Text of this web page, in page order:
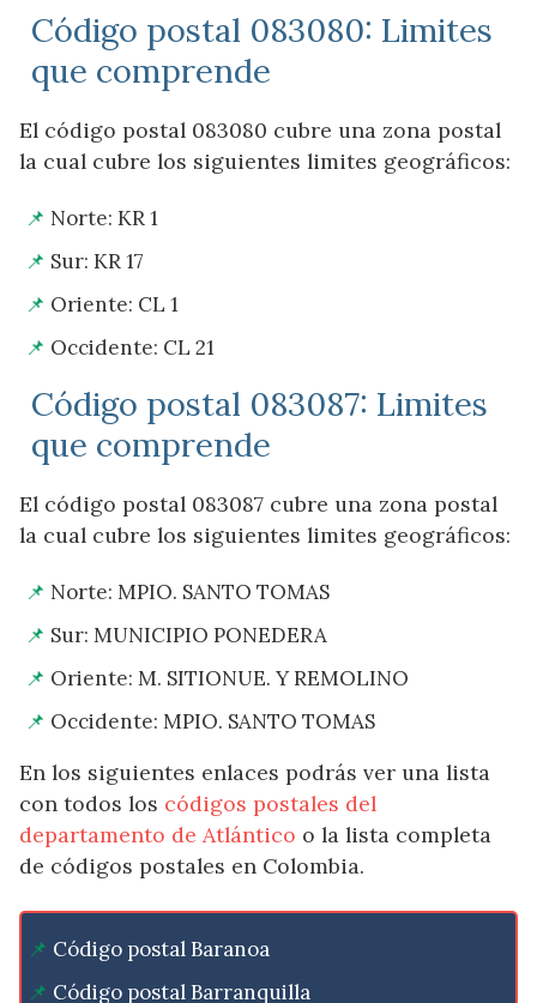
Código postal 083080: Limites
que comprende
El código postal 083080 cubre una zona postal
la cual cubre los siguientes limites geográficos:
Norte: KR 1
Sur: KR 17
Oriente: CL 1
Occidente: CL 21
Código postal 083087: Limites
que comprende
El código postal 083087 cubre una zona postal
la cual cubre los siguientes limites geográficos:
Norte: MPIO. SANTO TOMAS
Sur: MUNICIPIO PONEDERA
Oriente: M. SITIONUE. Y REMOLINO
Occidente: MPIO. SANTO TOMAS
En los siguientes enlaces podrás ver una lista
con todos los códigos postales del
departamento de Atlántico o la lista completa
de códigos postales en Colombia.
Código postal Baranoa
Código postal Barranquilla